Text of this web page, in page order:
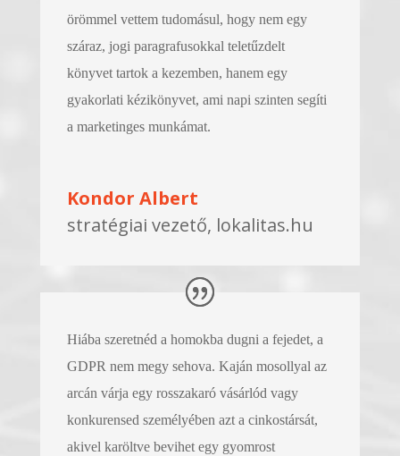
örömmel vettem tudomásul, hogy nem egy
száraz, jogi paragrafusokkal teletűzdelt
könyvet tartok a kezemben, hanem egy
gyakorlati kézikönyvet, ami napi szinten segíti
a marketinges munkámat.
Kondor Albert
stratégiai vezető, lokalitas.hu
Hiába szeretnéd a homokba dugni a fejedet, a
GDPR nem megy sehova. Kaján mosollyal az
arcán várja egy rosszakaró vásárlód vagy
konkurensed személyében azt a cinkostársát,
akivel karöltve bevihet egy gyomrost